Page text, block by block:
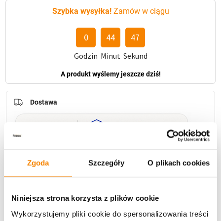
Zgoda Szczegóły O plikach cookies
Niniejsza strona korzysta z plików cookie
Wykorzystujemy pliki cookie do spersonalizowania treści
Dostawa
U Ciebie zwykle za 1-3 dni: od12,30 zł
Darmowa dostawa:
Metody płatności
Szybka wysyłka!Zamów w ciągu
0
Godzin
44
Minut
46
Sekund
A produkt wyślemy jeszcze dziś!